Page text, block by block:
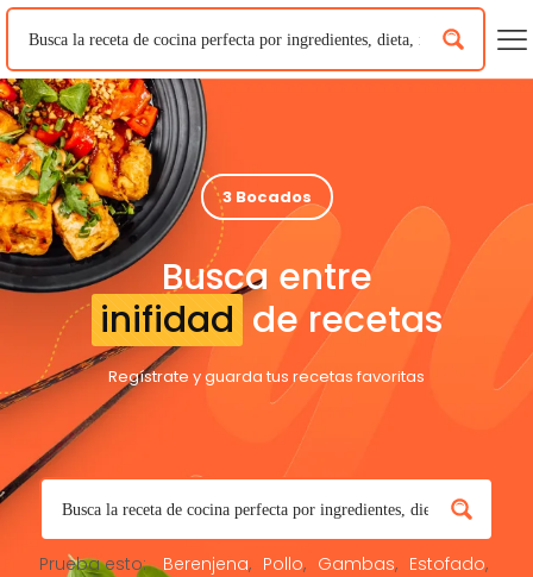
3 Bocados
Busca entre
inifidad de recetas
Regístrate y guarda tus recetas favoritas
Prueba esto: Berenjena Pollo Gambas
Estofado